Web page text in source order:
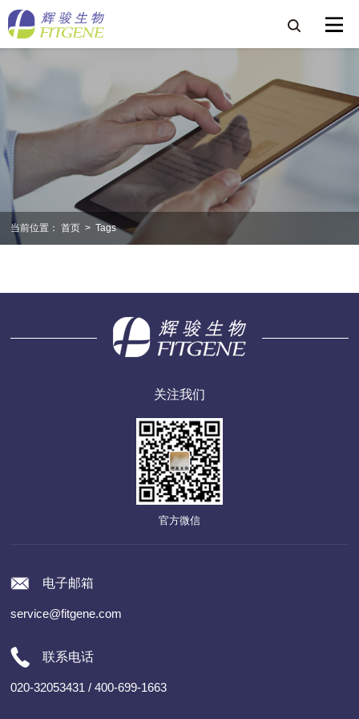
当前位置： 首页 > Tags
关注我们
官方微信
电子邮箱
service@fitgene.com
联系电话
020-32053431 / 400-699-1663